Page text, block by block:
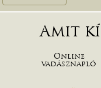
Amit
Online
vadásznapló